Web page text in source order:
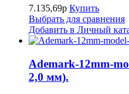
7.135,69р Купить
Выбрать для сравнения
Добавить в Личный
Ademark-12mm-
2,0 мм).